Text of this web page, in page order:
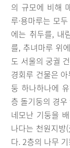
의 규모에 비해
루·용마루는 모
에는 취두를, 내
를, 추녀마루 위
도 서울의 궁궐
경회루 건물은
둥 하나하나에
층 돌기둥의 경
네모난 기둥을
나다는 천원지
다. 2층의 나무